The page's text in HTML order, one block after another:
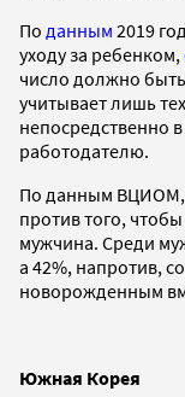
По данным 2019
уходу за ребенком,
число должно
учитывает лишь
непосредственно
работодателю.
По данным ВЦИОМ,
против того,
мужчина. Среди
а 42%, напротив,
новорожденным
Южная Корея